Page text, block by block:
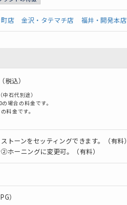
店 金沢・タテマチ店 福井・開発本店
（税込）
石代別途）
場合の料金です。
料金です。
トーンをセッティングできます。（有料）
ーニングに変更可。（有料）
）